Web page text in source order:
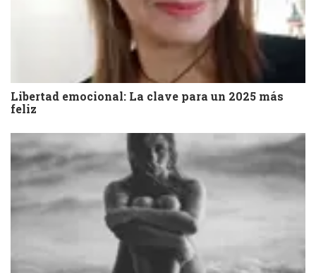
Libertad emocional: La clave para un 2025 más
feliz